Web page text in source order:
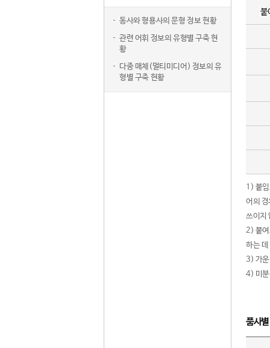
동사와 형용사의 문형 정보 현황
관련 어휘 정보의 유형별 구축 현
황
다중 매체(멀티미디어) 정보의 유
형별 구축 현황
붙
1) 붙
어의
쓰이지
2) 붙여
하는
3) 가운
4) 미분
품사